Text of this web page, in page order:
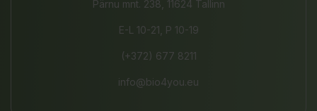
Pärnu mnt. 238, 11624 Tallinn
E-L 10-21, P 10-19
(+372) 677 8211
info@bio4you.eu